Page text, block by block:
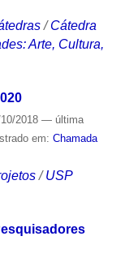
/Cátedra
Arte, Cultura,
2018 — última
em: Chamada
/USP